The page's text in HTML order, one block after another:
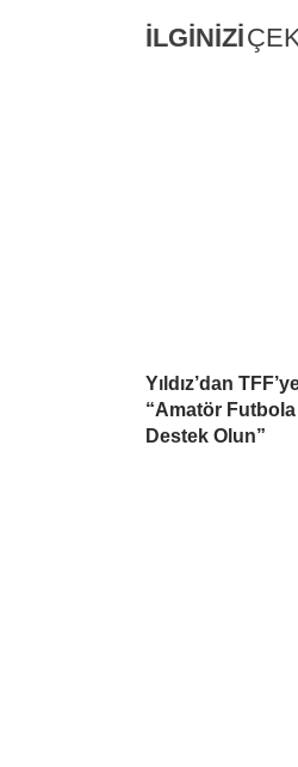
İLGİNİZİ
Yıldız’dan
“Amatör
Destek Olun”